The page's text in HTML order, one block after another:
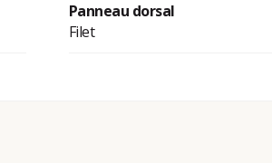
Panneau dorsal
Filet